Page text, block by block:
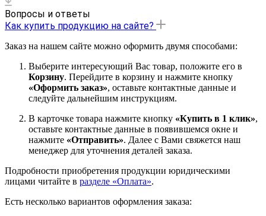
Вопросы и ответы
Как купить продукцию на сайте?
Заказ на нашем сайте можно оформить двумя способами:
Выберите интересующий Вас товар, положите его в
Корзину. Перейдите в корзину и нажмите кнопку
«Оформить заказ», оставьте контактные данные и
следуйте дальнейшим инструкциям.
В карточке товара нажмите кнопку «Купить в 1 клик»,
оставьте контактные данные в появившемся окне и
нажмите «Отправить». Далее с Вами свяжется наш
менеджер для уточнения деталей заказа.
Подробности приобретения продукции юридическими
лицами читайте в разделе «Оплата».
Есть несколько вариантов оформления заказа: